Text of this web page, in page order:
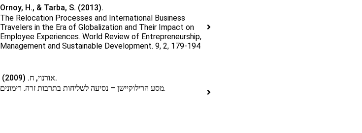
Ornoy, H., & Tarba, S. (2013).
The Relocation Processes and International Business
Travelers in the Era of Globalization and Their Impact on
Employee Experiences. World Review of Entrepreneurship,
Management and Sustainable Development. 9, 2, 179-194
אורנוי, ח. (2009).
מסע הרילוקיישן – נסיעה לשליחות בתרבות זרה. רימונים.